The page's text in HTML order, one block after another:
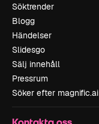
Söktrender
Blogg
Händelser
Slidesgo
Sälj innehåll
Pressrum
Söker efter magnific.ai